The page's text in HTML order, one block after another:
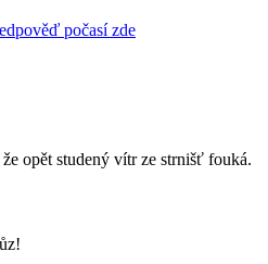
počasí zde
opět studený vítr ze strnišť fouká.